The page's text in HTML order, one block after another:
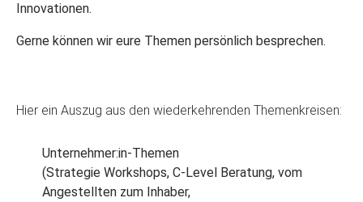
Innovationen.
Gerne können wir eure Themen persönlich besprechen.
Hier ein Auszug aus den wiederkehrenden Themenkreisen:
Unternehmer:in-Themen
(Strategie Workshops, C-Level Beratung, vom
Angestellten zum Inhaber,